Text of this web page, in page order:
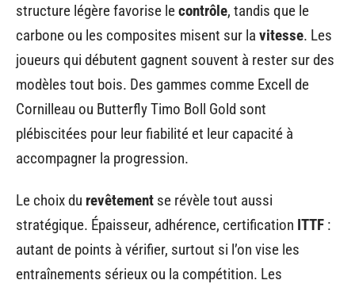
structure légère favorise lecontrôle, tandis que le
carbone ou les composites misent sur la vitesse. Les
joueurs qui débutent gagnent souvent à rester sur des
modèles tout bois. Des gammes comme Excell de
Cornilleau ou Butterfly Timo Boll Gold sont
plébiscitées pour leur fiabilité et leur capacité à
accompagner la progression.
Le choix du revêtement se révèle tout aussi
stratégique. Épaisseur, adhérence, certification ITTF :
autant de points à vérifier, surtout si l’on vise les
entraînements sérieux ou la compétition. Les